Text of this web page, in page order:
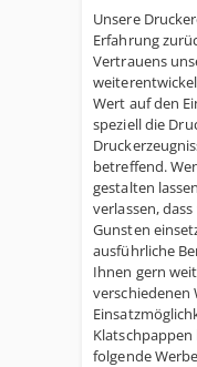
Unsere
Erfahrung
Vertrauens
Wert auf den
speziell die
betreffend.
gestalten
verlassen,
Gunsten
ausführliche
Ihnen gern
Klatschpappen
folgende